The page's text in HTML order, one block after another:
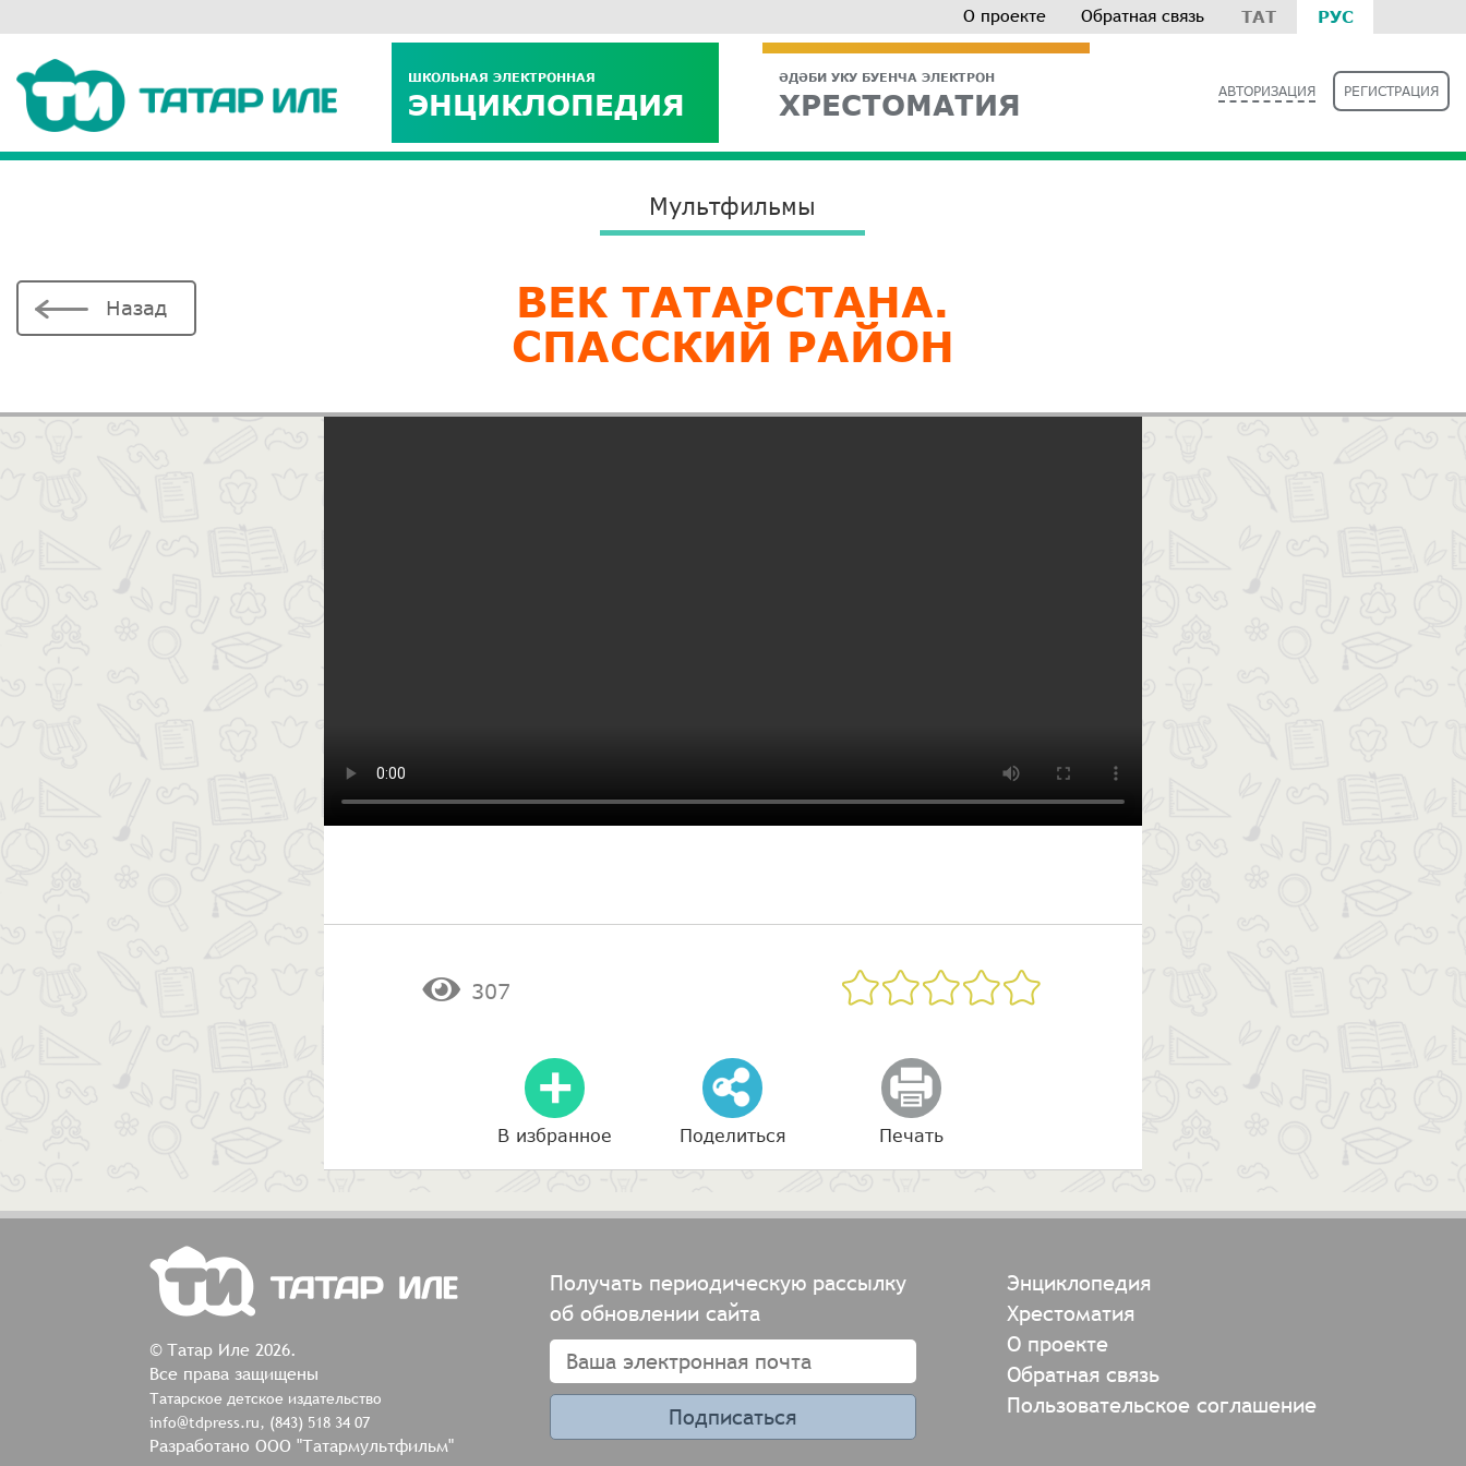
ТАТ РУС
О проекте Обратная связь
ШКОЛЬНАЯ ЭЛЕКТРОННАЯ
ЭНЦИКЛОПЕДИЯ
ӘДӘБИ УКУ БУЕНЧА ЭЛЕКТРОН
ХРЕСТОМАТИЯ АВТОРИЗАЦИЯ РЕГИСТРАЦИЯ
Назад
Мультфильмы
ВЕК ТАТАРСТАНА.
СПАССКИЙ РАЙОН
307
В избранное Поделиться Печать
© Татар Иле 2026.
Все права защищены
Татарское детское издательство
info@tdpress.ru, (843) 518 34 07
Разработано ООО "Татармультфильм"
Энциклопедия
Хрестоматия
О проекте
Обратная связь
Пользовательское соглашение
Получать периодическую рассылку
об обновлении сайта
Подписаться